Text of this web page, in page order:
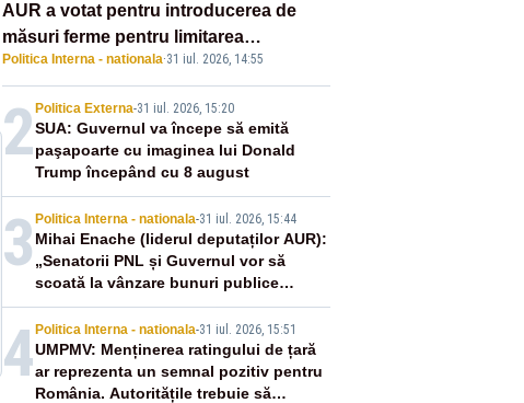
AUR a votat pentru introducerea de
măsuri ferme pentru limitarea
răspândirii virusului pestei porcine
africane
Politica Interna - nationala·31 iul. 2026, 14:55
2 Politica Externa-31 iul. 2026, 15:20
SUA: Guvernul va începe să emită
paşapoarte cu imaginea lui Donald
Trump începând cu 8 august
3 Politica Interna - nationala-31 iul. 2026, 15:44
Mihai Enache (liderul deputaților AUR):
„Senatorii PNL și Guvernul vor să
scoată la vânzare bunuri publice
pentru a stinge datoriile pentru
vaccinurile Pfizer!”
4 Politica Interna - nationala-31 iul. 2026, 15:51
UMPMV: Menținerea ratingului de țară
ar reprezenta un semnal pozitiv pentru
România. Autoritățile trebuie să